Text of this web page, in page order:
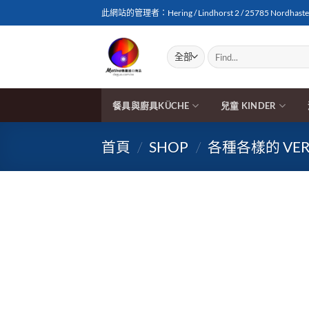
to
此網站的管理者：Hering / Lindhorst 2 / 25785
搜
尋
鍵
餐具與廚具KÜCHE 兒童 KINDER
首頁 / SHOP / 各種各樣的